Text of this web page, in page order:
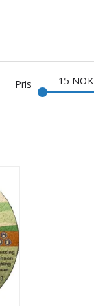
Pris 15 NOK